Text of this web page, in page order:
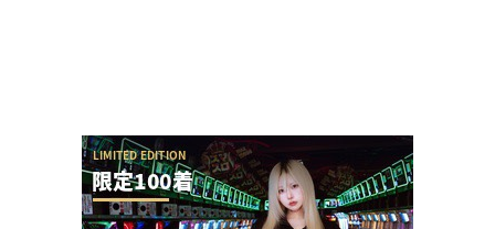
【勃発】シバター「競艇選手とDMばかりしてない
で」VSましも「雇ってた演者の子や不倫相手の...